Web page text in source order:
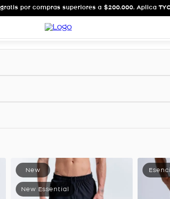
gratis por compras superiores a $200.000. Aplica